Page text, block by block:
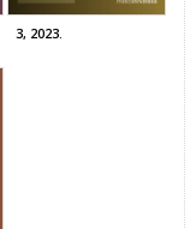
3, 2023.